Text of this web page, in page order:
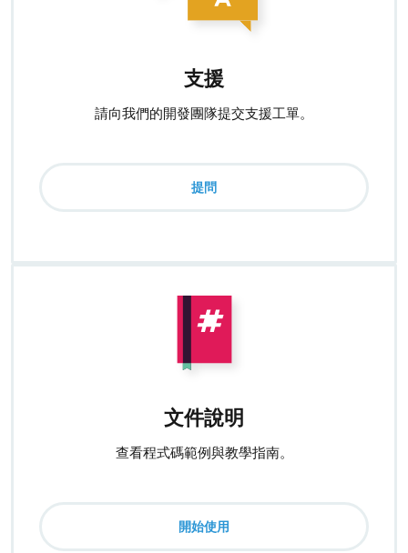
支援
請向我們的開發團隊提交支援工單。
提問
文件說明
查看程式碼範例與教學指南。
開始使用